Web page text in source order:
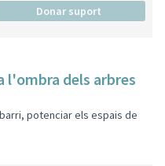
Donar suport
l'ombra dels arbres
potenciar els espais de